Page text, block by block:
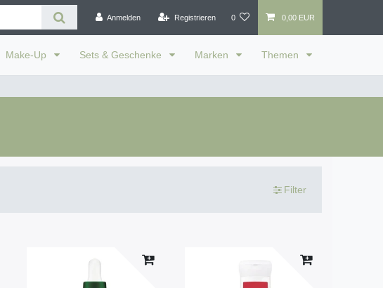
Anmelden Registrieren 0 0,00 EUR
Make-Up Sets & Geschenke Marken Themen
Filter